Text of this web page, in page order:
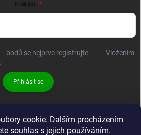
cookie. Dalším procházením
souhlas s jejich používáním.
E-MAIL
bodů se nejprve registrujte
. Vložením
Přihlásit se